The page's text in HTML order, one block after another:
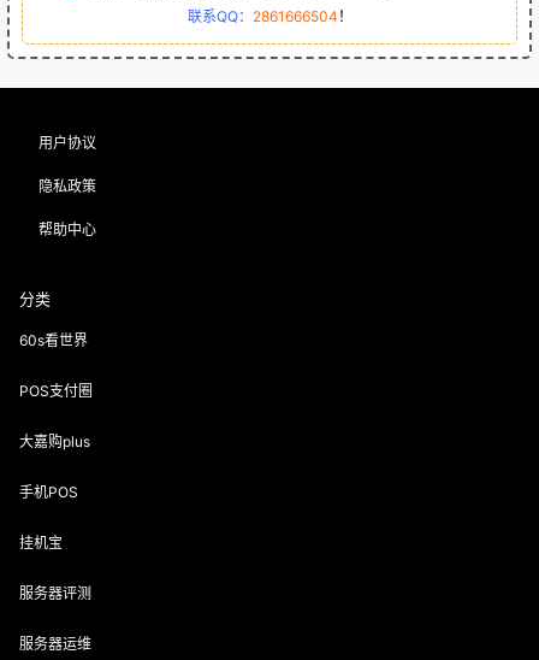
联系QQ： 2861666504 ！
用户协议
隐私政策
帮助中心
分类
60s看世界
POS支付圈
大嘉购plus
手机POS
挂机宝
服务器评测
服务器运维